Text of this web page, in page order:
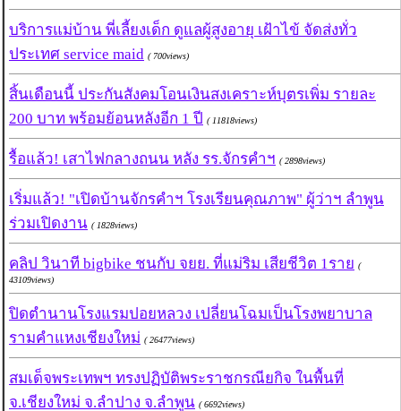
บริการแม่บ้าน พี่เลี้ยงเด็ก ดูแลผู้สูงอายุ เฝ้าไข้ จัดส่งทั่ว
ประเทศ service maid ( 700views)
สิ้นเดือนนี้ ประกันสังคมโอนเงินสงเคราะห์บุตรเพิ่ม รายละ
200 บาท พร้อมย้อนหลังอีก 1 ปี ( 11818views)
รื้อแล้ว! เสาไฟกลางถนน หลัง รร.จักรคำฯ ( 2898views)
เริ่มแล้ว! "เปิดบ้านจักรคำฯ โรงเรียนคุณภาพ" ผู้ว่าฯ ลำพูน
ร่วมเปิดงาน ( 1828views)
คลิป วินาที bigbike ชนกับ จยย. ที่แม่ริม เสียชีวิต 1ราย (
43109views)
ปิดตำนานโรงแรมปอยหลวง เปลี่ยนโฉมเป็นโรงพยาบาล
รามคำแหงเชียงใหม่ ( 26477views)
สมเด็จพระเทพฯ ทรงปฏิบัติพระราชกรณียกิจ ในพื้นที่
จ.เชียงใหม่ จ.ลำปาง จ.ลำพูน ( 6692views)